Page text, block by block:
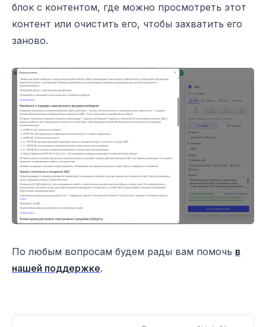
блок с контентом, где можно просмотреть этот
контент или очистить его, чтобы захватить его
заново.
По любым вопросам будем рады вам помочь в
нашей поддержке.